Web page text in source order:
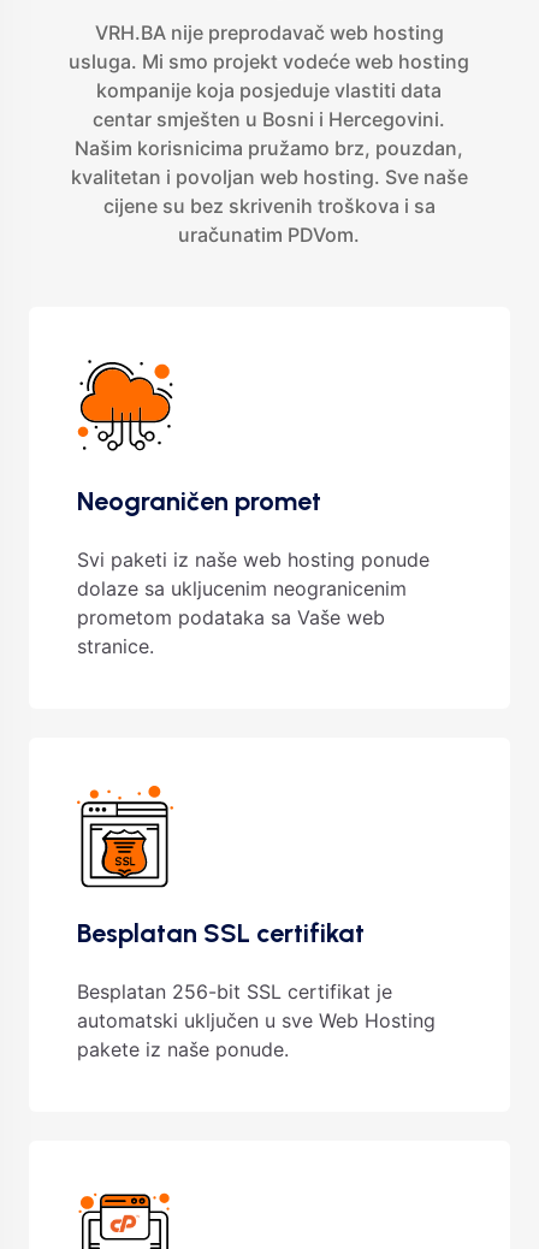
VRH.BA nije preprodavač web hosting
usluga. Mi smo projekt vodeće web hosting
kompanije koja posjeduje vlastiti data
centar smješten u Bosni i Hercegovini.
Našim korisnicima pružamo brz, pouzdan,
kvalitetan i povoljan web hosting. Sve naše
cijene su bez skrivenih troškova i sa
uračunatim PDVom.
Neograničen promet
Svi paketi iz naše web hosting ponude
dolaze sa ukljucenim neogranicenim
prometom podataka sa Vaše web
stranice.
Besplatan SSL certifikat
Besplatan 256-bit SSL certifikat je
automatski uključen u sve Web Hosting
pakete iz naše ponude.